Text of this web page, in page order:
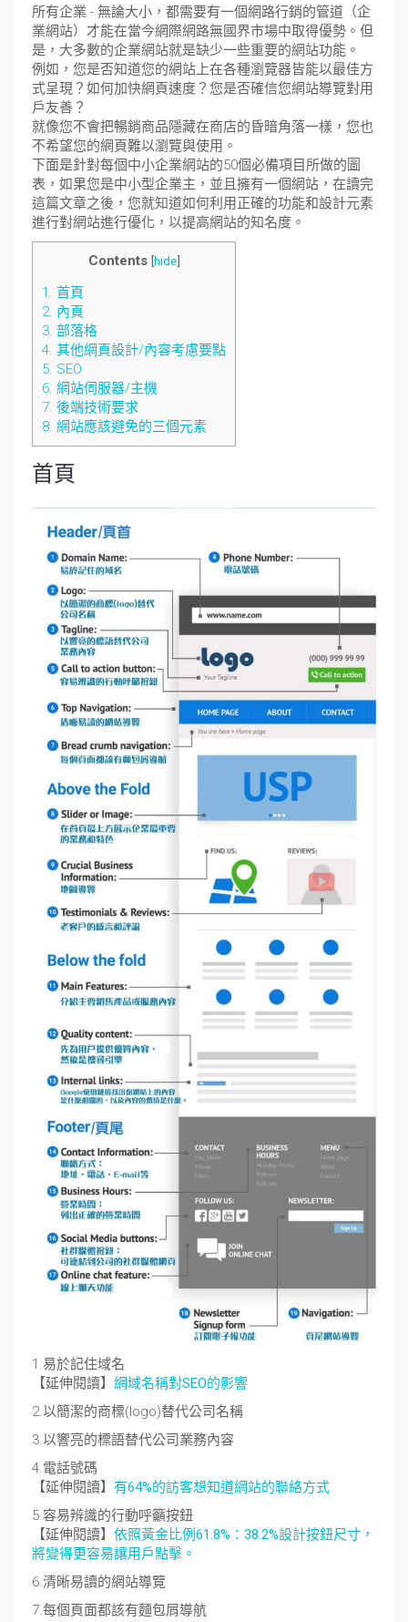
所有企業 - 無論大小，都需要有一個網路行銷的管道（企
業網站）才能在當今網際網路無國界市場中取得優勢。但
是，大多數的企業網站就是缺少一些重要的網站功能。
例如，您是否知道您的網站上在各種瀏覽器皆能以最佳方
式呈現？如何加快網頁速度？您是否確信您網站導覽對用
戶友善？
就像您不會把暢銷商品隱藏在商店的昏暗角落一樣，您也
不希望您的網頁難以瀏覽與使用。
下面是針對每個中小企業網站的50個必備項目所做的圖
表，如果您是中小型企業主，並且擁有一個網站，在讀完
這篇文章之後，您就知道如何利用正確的功能和設計元素
進行對網站進行優化，以提高網站的知名度。
Contents [hide]
1. 首頁
2. 內頁
3. 部落格
4. 其他網頁設計/內容考慮要點
5. SEO
6. 網站伺服器/主機
7. 後端技術要求
8. 網站應該避免的三個元素
首頁
1.易於記住域名
【延伸閱讀】 網域名稱對SEO的影響
2.以簡潔的商標(logo)替代公司名稱
3.以響亮的標語替代公司業務內容
4.電話號碼
【延伸閱讀】 有64%的訪客想知道網站的聯絡方式
5.容易辨識的行動呼籲按鈕
【延伸閱讀】 依照黃金比例61.8%：38.2%設計按鈕尺寸，
將變得更容易讓用戶點擊。
6.清晰易讀的網站導覽
7.每個頁面都該有麵包屑導航